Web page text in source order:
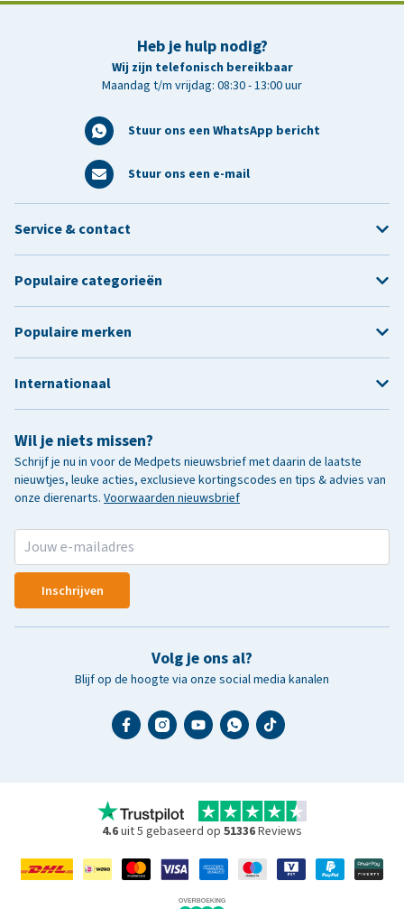
Heb je hulp nodig?
Wij zijn telefonisch bereikbaar
Maandag t/m vrijdag: 08:30 - 13:00 uur
Stuur ons een WhatsApp bericht
Stuur ons een e-mail
Wil je niets missen?
Schrijf je nu in voor de Medpets nieuwsbrief met daarin de laatste
nieuwtjes, leuke acties, exclusieve kortingscodes en tips & advies van
onze dierenarts. Voorwaarden nieuwsbrief
Inschrijven
Volg je ons al?
Blijf op de hoogte via onze social media kanalen
Service & contact
Populaire categorieën
Populaire merken
Internationaal
4.6uit 5 gebaseerd op 51336Reviews